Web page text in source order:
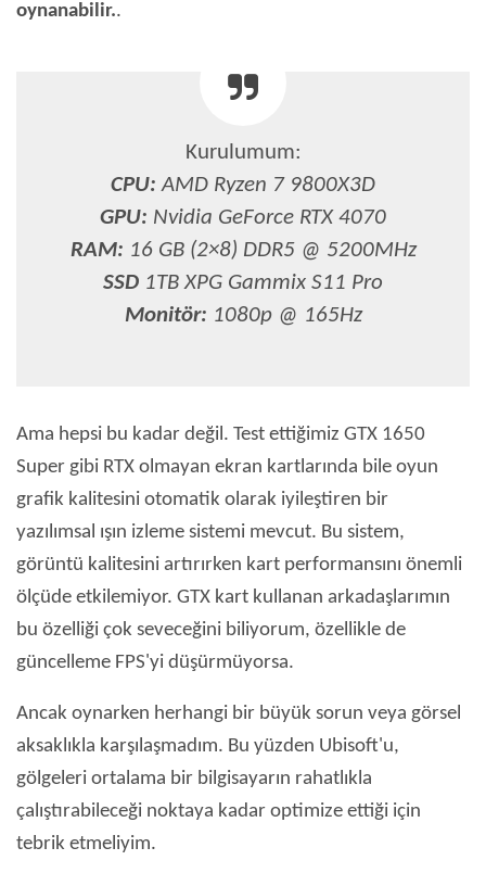
oynanabilir..
Kurulumum:
CPU: AMD Ryzen 7 9800X3D
GPU: Nvidia GeForce RTX 4070
RAM: 16 GB (2×8) DDR5 @ 5200MHz
SSD 1TB XPG Gammix S11 Pro
Monitör: 1080p @ 165Hz
Ama hepsi bu kadar değil. Test ettiğimiz GTX 1650
Super gibi RTX olmayan ekran kartlarında bile oyun
grafik kalitesini otomatik olarak iyileştiren bir
yazılımsal ışın izleme sistemi mevcut. Bu sistem,
görüntü kalitesini artırırken kart performansını önemli
ölçüde etkilemiyor. GTX kart kullanan arkadaşlarımın
bu özelliği çok seveceğini biliyorum, özellikle de
güncelleme FPS'yi düşürmüyorsa.
Ancak oynarken herhangi bir büyük sorun veya görsel
aksaklıkla karşılaşmadım. Bu yüzden Ubisoft'u,
gölgeleri ortalama bir bilgisayarın rahatlıkla
çalıştırabileceği noktaya kadar optimize ettiği için
tebrik etmeliyim.